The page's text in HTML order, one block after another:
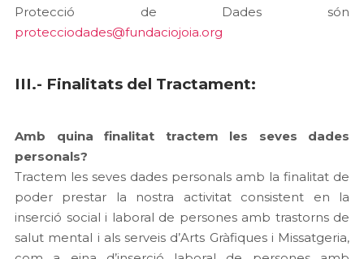
Protecció de Dades són
protecciodades@fundaciojoia.org
III.- Finalitats del Tractament:
Amb quina finalitat tractem les seves dades
personals?
Tractem les seves dades personals amb la finalitat de
poder prestar la nostra activitat consistent en la
inserció social i laboral de persones amb trastorns de
salut mental i als serveis d’Arts Gràfiques i Missatgeria,